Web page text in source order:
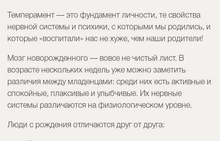
Темперамент — это фундамент личности, те свойства
нервной системы и психики, с которыми мы родились, и
которые «воспитали» нас не хуже, чем наши родители!
Мозг новорожденного — вовсе не чистый лист. В
возрасте нескольких недель уже можно заметить
различия между младенцами: среди них есть активные и
спокойные, плаксивые и улыбчивые. Их нервные
системы различаются на физиологическом уровне.
Люди с рождения отличаются друг от друга: